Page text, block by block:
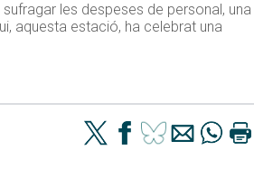
les despeses de personal, una
aquesta estació, ha celebrat una